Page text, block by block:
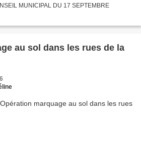
MUNICIPAL DU 17 SEPTEMBRE
au sol dans les rues de la